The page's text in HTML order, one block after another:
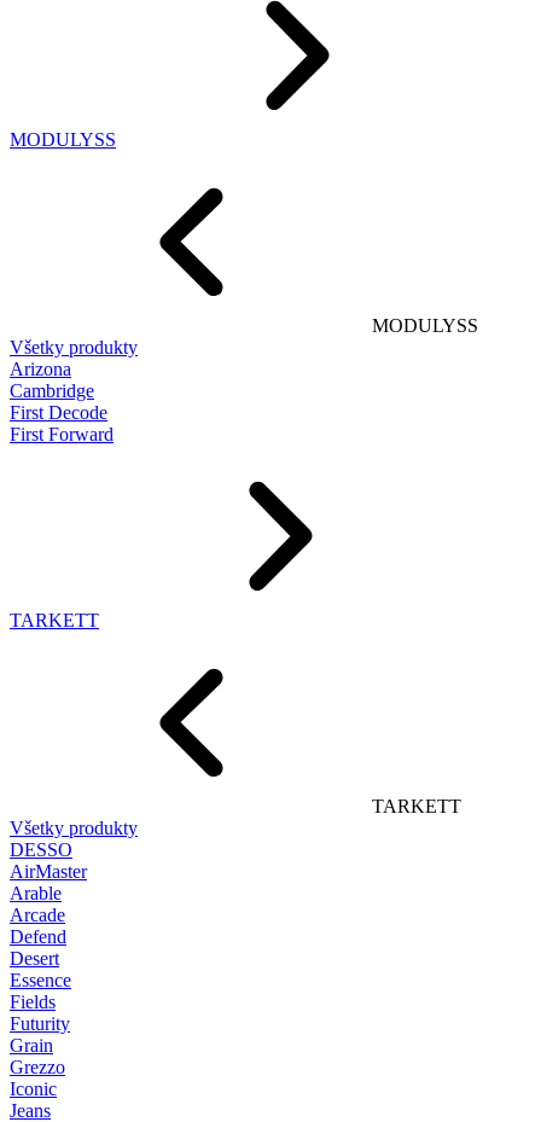
MODULYSS
MODULYSS
Všetky produkty
Arizona
Cambridge
First Decode
First Forward
TARKETT
TARKETT
Všetky produkty
DESSO
AirMaster
Arable
Arcade
Defend
Desert
Essence
Fields
Futurity
Grain
Grezzo
Iconic
Jeans